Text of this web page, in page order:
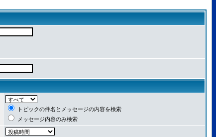
トピックの件名とメッセージの内容を検索
メッセージ内容のみ検索